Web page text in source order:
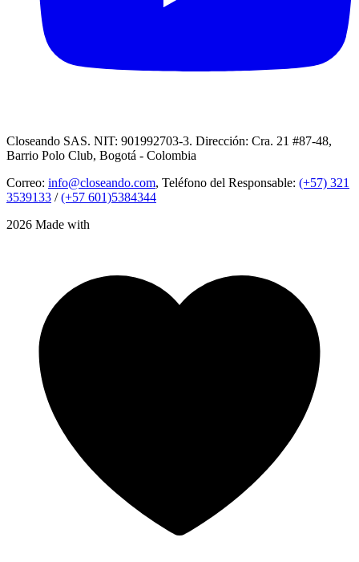
Closeando SAS. NIT: 901992703-3. Dirección: Cra. 21 #87-48,
Barrio Polo Club, Bogotá - Colombia
Correo: info@closeando.com, Teléfono del Responsable: (+57) 321
3539133 /(+57 601)5384344
2026 Made with